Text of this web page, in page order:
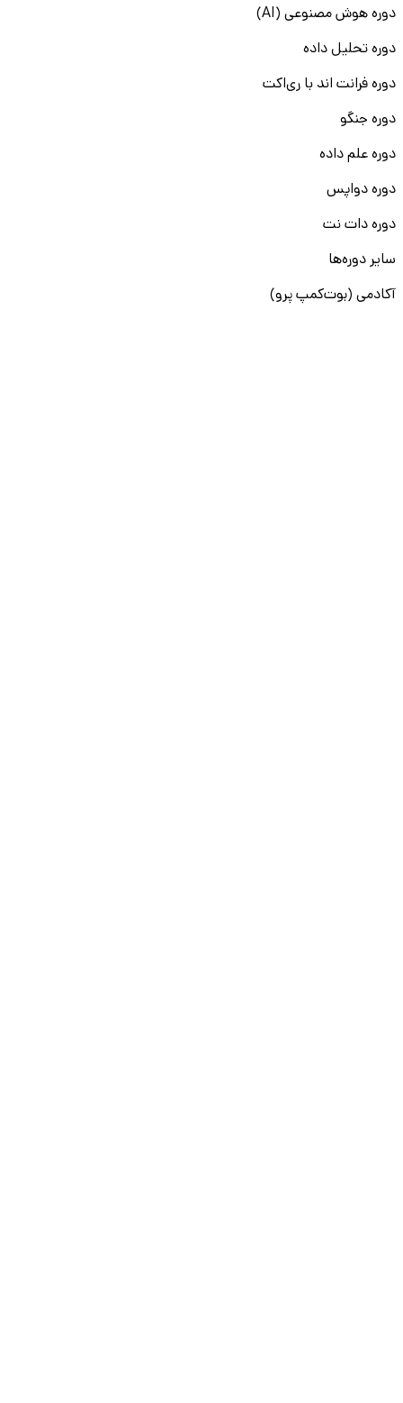
دوره هوش مصنوعی (AI)
دوره تحلیل داده
دوره فرانت اند با ری‌اکت
دوره جنگو
دوره علم داده
دوره دواپس
دوره دات نت
سایر دوره‌ها
آکادمی (بوت‌کمپ پرو)